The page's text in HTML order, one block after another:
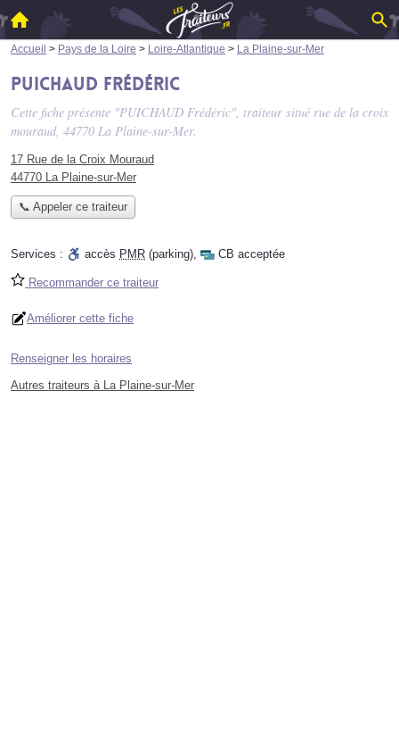
Accueil > Pays de la Loire > Loire-Atlantique > La Plaine-sur-Mer
PUICHAUD Frédéric
Cette fiche présente "PUICHAUD Frédéric", traiteur situé rue de la croix
mouraud, 44770 La Plaine-sur-Mer.
17 Rue de la Croix Mouraud
44770 La Plaine-sur-Mer
📞 Appeler ce traiteur
Services : accès PMR (parking), CB acceptée
Recommander ce traiteur
Améliorer cette fiche
Renseigner les horaires
Autres traiteurs à La Plaine-sur-Mer